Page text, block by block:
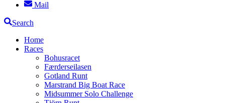
Mail
Search
Home
Races
Bohusracet
Færderseilasen
Gotland Runt
Marstrand Big Boat Race
Midsummer Solo Challenge